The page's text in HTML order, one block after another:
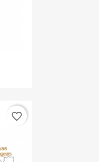
favorite_border